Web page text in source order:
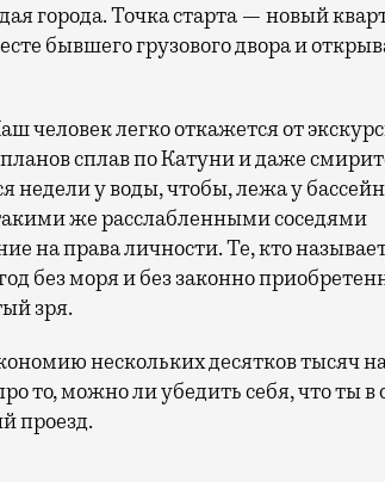
города. Точка старта — новый
бывшего грузового двора и
легко откажется от
сплав по Катуни и даже
у воды, чтобы, лежа у
же расслабленными соседями
на права личности. Те, кто
без моря и без законно
зря.
нескольких десятков тысяч
то, можно ли убедить себя, что ты в
проезд.